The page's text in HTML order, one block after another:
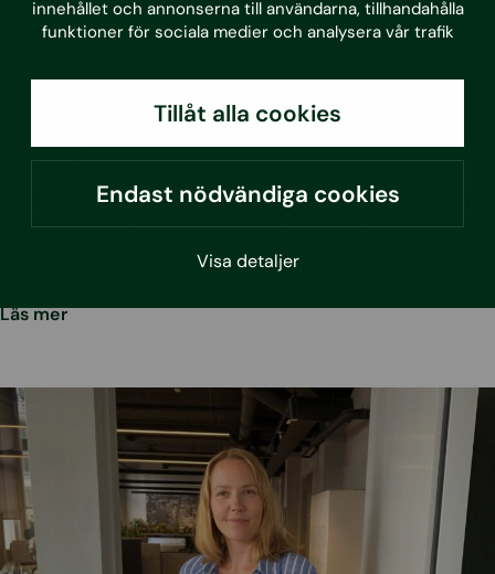
innehållet och annonserna till användarna, tillhandahålla
funktioner för sociala medier och analysera vår trafik
Tillåt alla cookies
Endast nödvändiga cookies
Visa detaljer
Blogg •3.7.2026
Planera smartare byggvärme inför nästa
säsong
Energianvändningen under byggproduktion varierar kraftigt
mellan projekt, och ofta finns stor potential att minska både
en flexibel och energieffektiv lösning för temporär värme
Läs mer